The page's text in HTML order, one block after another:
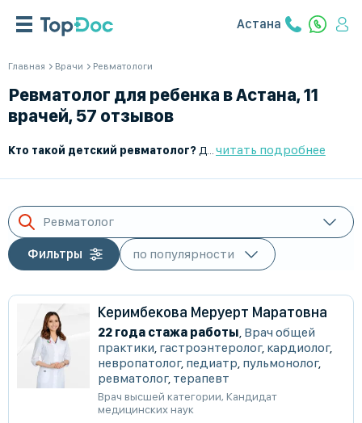
Астана
Главная Врачи Ревматологи
Ревматолог для ребенка в Астана, 11
врачей, 57 отзывов
Кто такой детский ревматолог? Детский ревматолог — это врач, который занимается диагностикой, лечением и профилактикой заболеваний соединительной ткани, суставов и аутоиммунных патологий у детей. Он помогает выявить воспалительные процессы, контролировать хронические заболевания и предотвращать осложнения. читать подробнее
Ревматолог
Фильтры
Керимбекова Меруерт Маратовна
22 года стажа работы, Врач общей
практики, гастроэнтеролог, кардиолог,
невропатолог, педиатр, пульмонолог,
ревматолог, терапевт
Врач высшей категории, Кандидат
медицинских наук